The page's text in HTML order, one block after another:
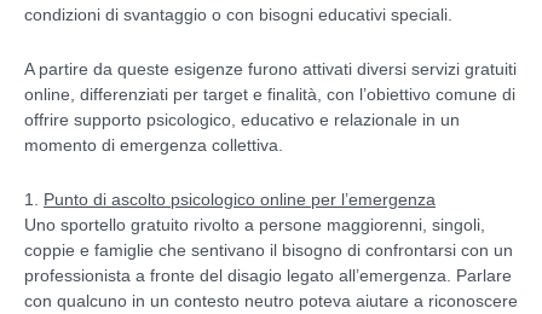
condizioni di svantaggio o con bisogni educativi speciali.
A partire da queste esigenze furono attivati diversi servizi gratuiti
online, differenziati per target e finalità, con l’obiettivo comune di
offrire supporto psicologico, educativo e relazionale in un
momento di emergenza collettiva.
1. Punto di ascolto psicologico online per l’emergenza
Uno sportello gratuito rivolto a persone maggiorenni, singoli,
coppie e famiglie che sentivano il bisogno di confrontarsi con un
professionista a fronte del disagio legato all’emergenza. Parlare
con qualcuno in un contesto neutro poteva aiutare a riconoscere